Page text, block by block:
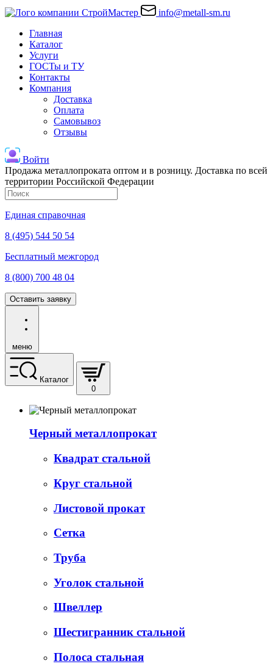
info@metall-sm.ru
Главная
Каталог
Услуги
ГОСТы и ТУ
Контакты
Компания
Доставка
Оплата
Самовывоз
Отзывы
Войти
Продажа металлопроката оптом и в розницу. Доставка по всей
территории Российской Федерации
Единая справочная
8 (495) 544 50 54
Бесплатный межгород
8 (800) 700 48 04
Оставить заявку
меню
Каталог
0
Черный металлопрокат
Квадрат стальной
Круг стальной
Листовой прокат
Сетка
Труба
Уголок стальной
Швеллер
Шестигранник стальной
Полоса стальная